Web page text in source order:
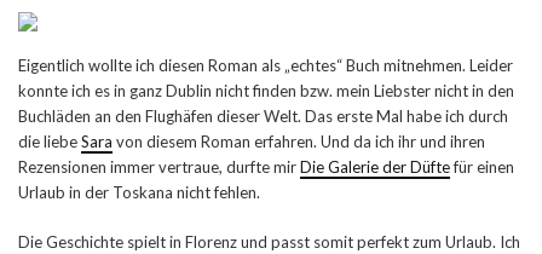
Eigentlich wollte ich diesen Roman als „echtes“ Buch mitnehmen. Leider
konnte ich es in ganz Dublin nicht finden bzw. mein Liebster nicht in den
Buchläden an den Flughäfen dieser Welt. Das erste Mal habe ich durch
die liebeSara von diesem Roman erfahren. Und da ich ihr und ihren
Rezensionen immer vertraue, durfte mirDie Galerie der Düftefür einen
Urlaub in der Toskana nicht fehlen.
Die Geschichte spielt in Florenz und passt somit perfekt zum Urlaub. Ich